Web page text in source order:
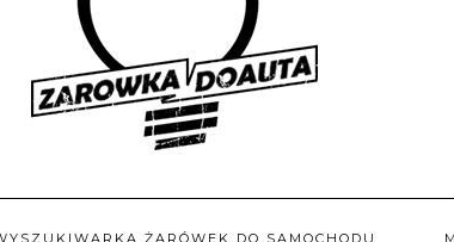
ŻARÓWEK DO SAMOCHODU